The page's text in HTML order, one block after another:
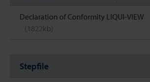
Declaration of Conformity LIQUI-VIEW
(1822kb)
Stepfile